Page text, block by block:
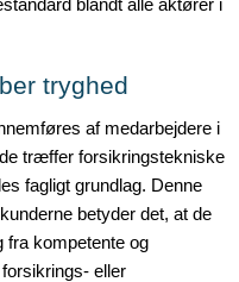
blandt alle aktører i
tryghed
af medarbejdere i
træffer forsikringstekniske
fagligt grundlag. Denne
betyder det, at de
fra kompetente og
eller